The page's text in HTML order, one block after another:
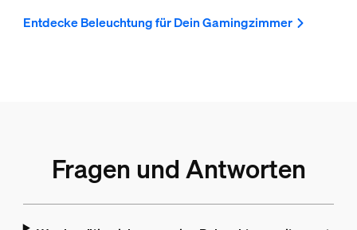
Entdecke Beleuchtung für Dein Gamingzimmer
Fragen und Antworten